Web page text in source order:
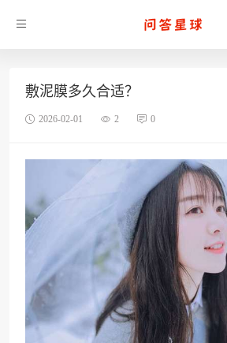
敷泥膜多久合适？
2026-02-01 2 0